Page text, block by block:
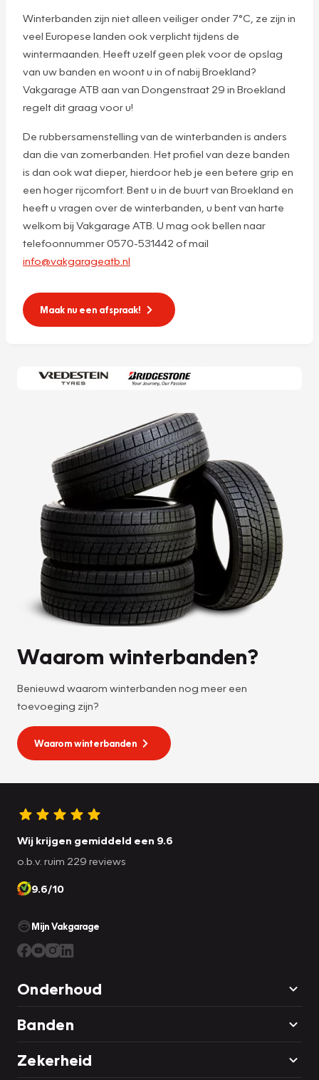
Winterbanden zijn niet alleen veiliger onder 7°C, ze zijn in
veel Europese landen ook verplicht tijdens de
wintermaanden. Heeft uzelf geen plek voor de opslag
van uw banden en woont u in of nabij Broekland?
Vakgarage ATB aan van Dongenstraat 29 in Broekland
regelt dit graag voor u!
De rubbersamenstelling van de winterbanden is anders
dan die van zomerbanden. Het profiel van deze banden
is dan ook wat dieper, hierdoor heb je een betere grip en
een hoger rijcomfort. Bent u in de buurt van Broekland en
heeft u vragen over de winterbanden, u bent van harte
welkom bij Vakgarage ATB. U mag ook bellen naar
telefoonnummer 0570-531442 of mail
info@vakgarageatb.nl
Maak nu een afspraak!
Waarom winterbanden?
Benieuwd waarom winterbanden nog meer een
toevoeging zijn?
Waarom winterbanden
Wij krijgen gemiddeld een 9.6
o.b.v. ruim 229 reviews
9.6/10
Mijn Vakgarage
Onderhoud
Banden
Zekerheid